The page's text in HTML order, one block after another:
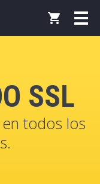
SSL
todos los